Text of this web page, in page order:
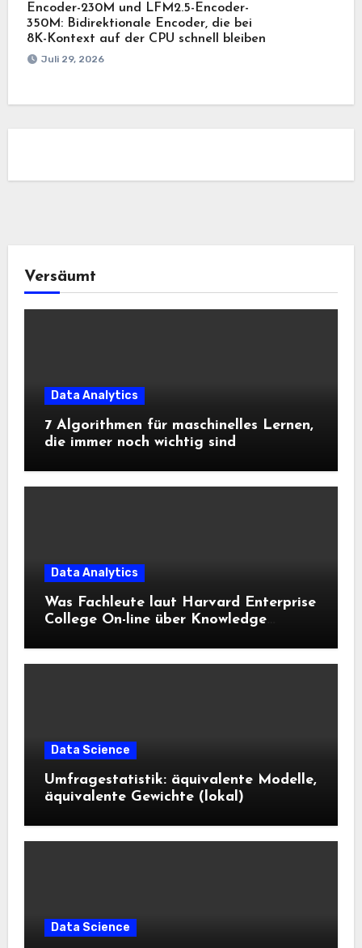
Encoder-230M und LFM2.5-Encoder-
350M: Bidirektionale Encoder, die bei
8K-Kontext auf der CPU schnell bleiben
Juli 29, 2026
Versäumt
Data Analytics
7 Algorithmen für maschinelles Lernen,
die immer noch wichtig sind
Data Analytics
Was Fachleute laut Harvard Enterprise
College On-line über Knowledge
Data Science
Umfragestatistik: äquivalente Modelle,
äquivalente Gewichte (lokal)
Data Science